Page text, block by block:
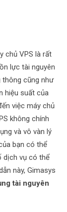
chủ VPS là rất
lực tài nguyên
thông cũng như
hiệu suất của
việc máy chủ
không chính
và vô vàn lý
bạn có thể
dịch vụ có thể
này, Gimasys
tài nguyên